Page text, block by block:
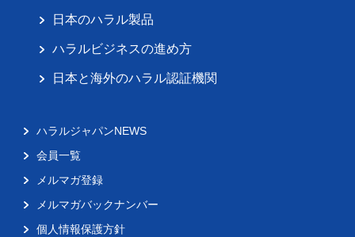
日本のハラル製品
ハラルビジネスの進め方
日本と海外のハラル認証機関
ハラルジャパンNEWS
会員一覧
メルマガ登録
メルマガバックナンバー
個人情報保護方針